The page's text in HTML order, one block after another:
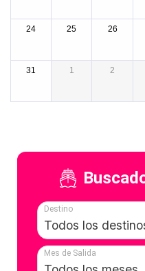
24 25 26
31 1 2
Destino
Mes de Salida